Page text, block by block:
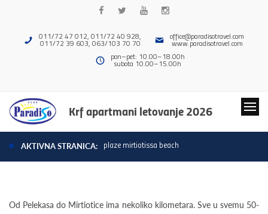
011/72 47 012, 011/72 40 928,
011/72 39 603, 063/103 70 70
office@paradisotravel.com
www.paradisotravel.com
pon–pet: 10.00–18.00h
subota 10.00–15.00h
Krf apartmani letovanje 2026
AKTIVNA STRANICA: plaze mirtiotissa beach
Od Pelekasa do Mirtiotice ima nekoliko kilometara. Sve u svemu 50-